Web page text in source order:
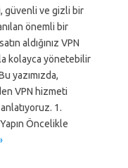
güvenli ve gizli bir
önemli bir
aldığınız VPN
kolayca yönetebilir
yazımızda,
VPN hizmeti
anlatıyoruz. 1.
Öncelikle